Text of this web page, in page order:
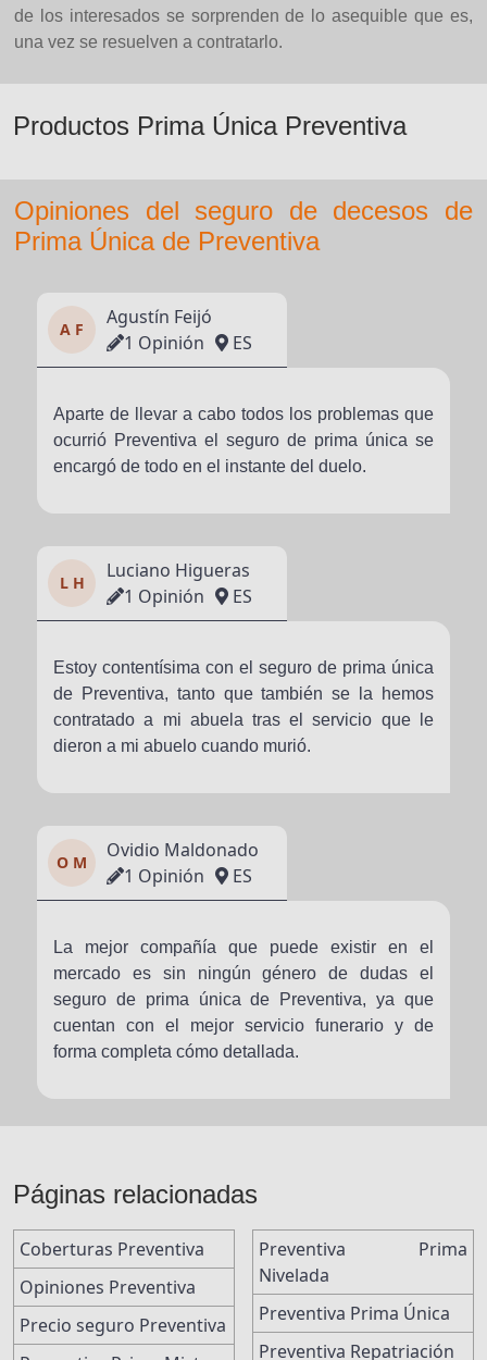
de los interesados se sorprenden de lo asequible que es,
una vez se resuelven a contratarlo.
Productos Prima Única Preventiva
Opiniones del seguro de decesos de
Prima Única de Preventiva
A F
Agustín Feijó
1 Opinión
ES
Aparte de llevar a cabo todos los problemas que
ocurrió Preventiva el seguro de prima única se
encargó de todo en el instante del duelo.
L H
Luciano Higueras
1 Opinión
ES
Estoy contentísima con el seguro de prima única
de Preventiva, tanto que también se la hemos
contratado a mi abuela tras el servicio que le
dieron a mi abuelo cuando murió.
O M
Ovidio Maldonado
1 Opinión
ES
La mejor compañía que puede existir en el
mercado es sin ningún género de dudas el
seguro de prima única de Preventiva, ya que
cuentan con el mejor servicio funerario y de
forma completa cómo detallada.
Páginas relacionadas
Coberturas Preventiva
Opiniones Preventiva
Precio seguro Preventiva
Preventiva Prima
Nivelada
Preventiva Prima Única
Preventiva Repatriación